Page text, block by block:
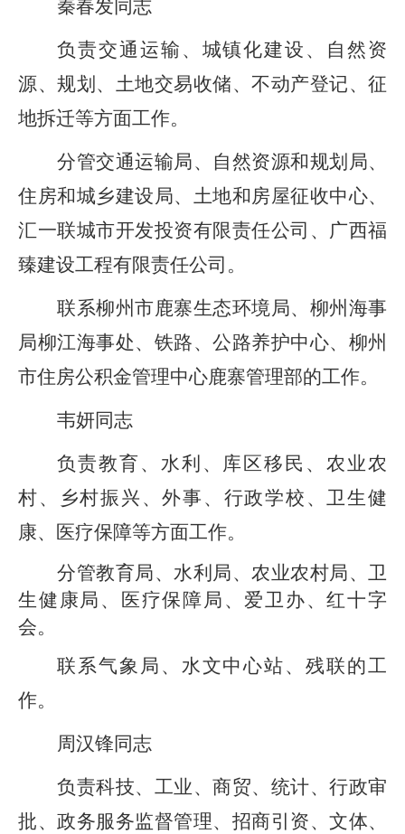
秦春发同志
负责交通 运输 、 城镇化建设、
自然资
源、规划 、 土地交易收储、 不动产登记、征
地拆迁等方面工作。
分管交通运输局、
自然资源和规划局、
住房和城乡建设局、 土地和房屋征收中心、
汇一联城市开发投资有限责任公司 、广西福
臻建设工程有限责任公司 。
联系柳州市鹿寨生态环境局、柳州海事
局柳江海事处、铁路、公路养护中心、 柳州
市住房公积金管理中心鹿寨管理部的工作。
韦妍同志
负责教育、水利、库区移民、农业农
村、
乡村振兴 、外事、行政学校 、卫生健
康、医疗保障等方面工作。
分管教育局、水利局、农业农村局、 卫
生健康局、医疗保障局、爱卫办、红十字
会。
联系气象局、 水文中心站、残联的工
作。
周汉锋同志
负责科技、 工业、 商贸、 统计、 行政审
批、政务服务监督管理、招商引资、 文体、